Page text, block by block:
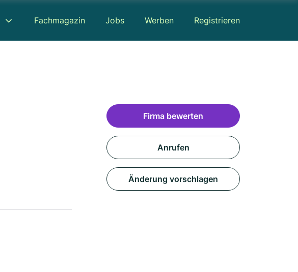
Fachmagazin Jobs Werben Registrieren
Firma bewerten
Anrufen
Änderung vorschlagen